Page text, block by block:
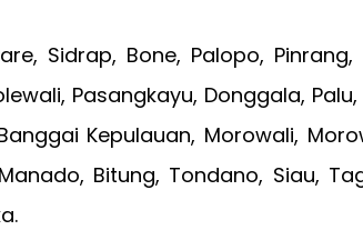
Sidrap, Bone, Palopo, Pinrang,
Pasangkayu, Donggala,
Kepulauan, Morowali,
Bitung, Tondano, Siau,